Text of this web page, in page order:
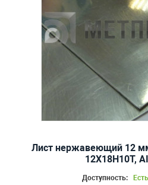
Лист нержавеющий 12
12Х18Н10Т,
Доступность: